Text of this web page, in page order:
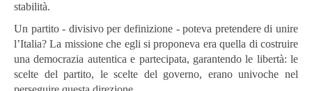
stabilità.
Un partito - divisivo per definizione - poteva pretendere di unire
l’Italia? La missione che egli si proponeva era quella di costruire
una democrazia autentica e partecipata, garantendo le libertà: le
scelte del partito, le scelte del governo, erano univoche nel